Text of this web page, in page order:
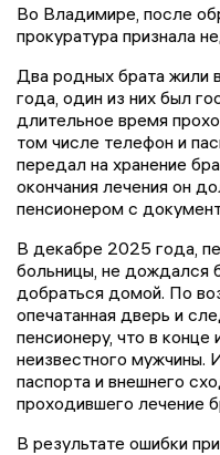
Во Владимире, после
прокуратура признала
Два родных брата жили
года, один из них был
длительное время
том числе телефон и
передал на хранение
окончания лечения он
пенсионером с
В декабре 2025 года,
больницы, не дождался
добраться домой. По
опечатанная дверь и
пенсионеру, что в конце
неизвестного мужчины.
паспорта и внешнего
проходившего лечение
В результате ошибки